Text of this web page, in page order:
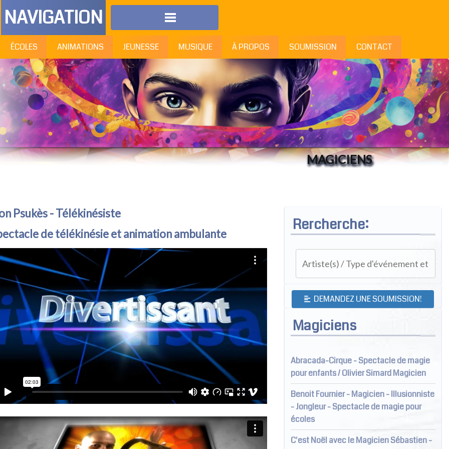
NAVIGATION
ÉCOLES ANIMATIONS JEUNESSE MUSIQUE À PROPOS SOUMISSION CONTACT
MAGICIENS
Psukès - Télékinésiste
de télékinésie et animation ambulante
Rercherche:
DEMANDEZ UNE SOUMISSION!
Magiciens
Abracada-Cirque - Spectacle de magie
pour enfants / Olivier Simard Magicien
Benoit Fournier - Magicien - Illusionniste
- Jongleur - Spectacle de magie pour
écoles
C'est Noël avec le Magicien Sébastien -